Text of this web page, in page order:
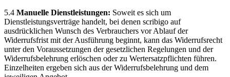
5.4 Manuelle Dienstleistungen: Soweit es sich um
Dienstleistungsverträge handelt, bei denen scribigo auf
ausdrücklichen Wunsch des Verbrauchers vor Ablauf der
Widerrufsfrist mit der Ausführung beginnt, kann das Widerrufsrecht
unter den Voraussetzungen der gesetzlichen Regelungen und der
Widerrufsbelehrung erlöschen oder zu Wertersatzpflichten führen.
Einzelheiten ergeben sich aus der Widerrufsbelehrung und dem